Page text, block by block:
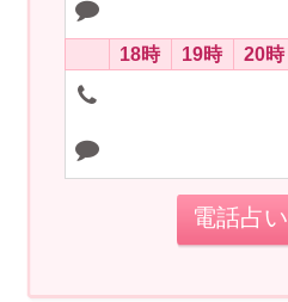
18時 19時 20時
電話占